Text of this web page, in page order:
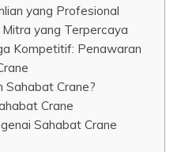
yang Profesional
yang Terpercaya
Kompetitif: Penawaran
Sahabat Crane?
Crane
Sahabat Crane